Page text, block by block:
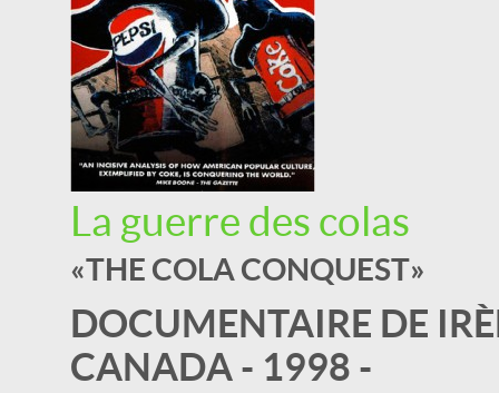
La guerre des colas
« THE COLA CONQUEST »
DOCUMENTAIRE DE
CANADA - 1998 -